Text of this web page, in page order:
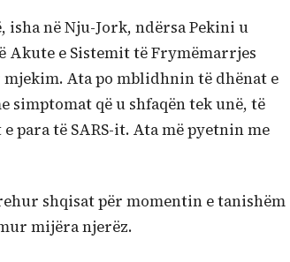
isha në Nju-Jork, ndërsa Pekini u
Akute e Sistemit të Frymëmarrjes
mjekim. Ata po mblidhnin të dhënat e
simptomat që u shfaqën tek unë, të
para të SARS-it. Ata më pyetnin me
shqisat për momentin e tanishëm
mijëra njerëz.